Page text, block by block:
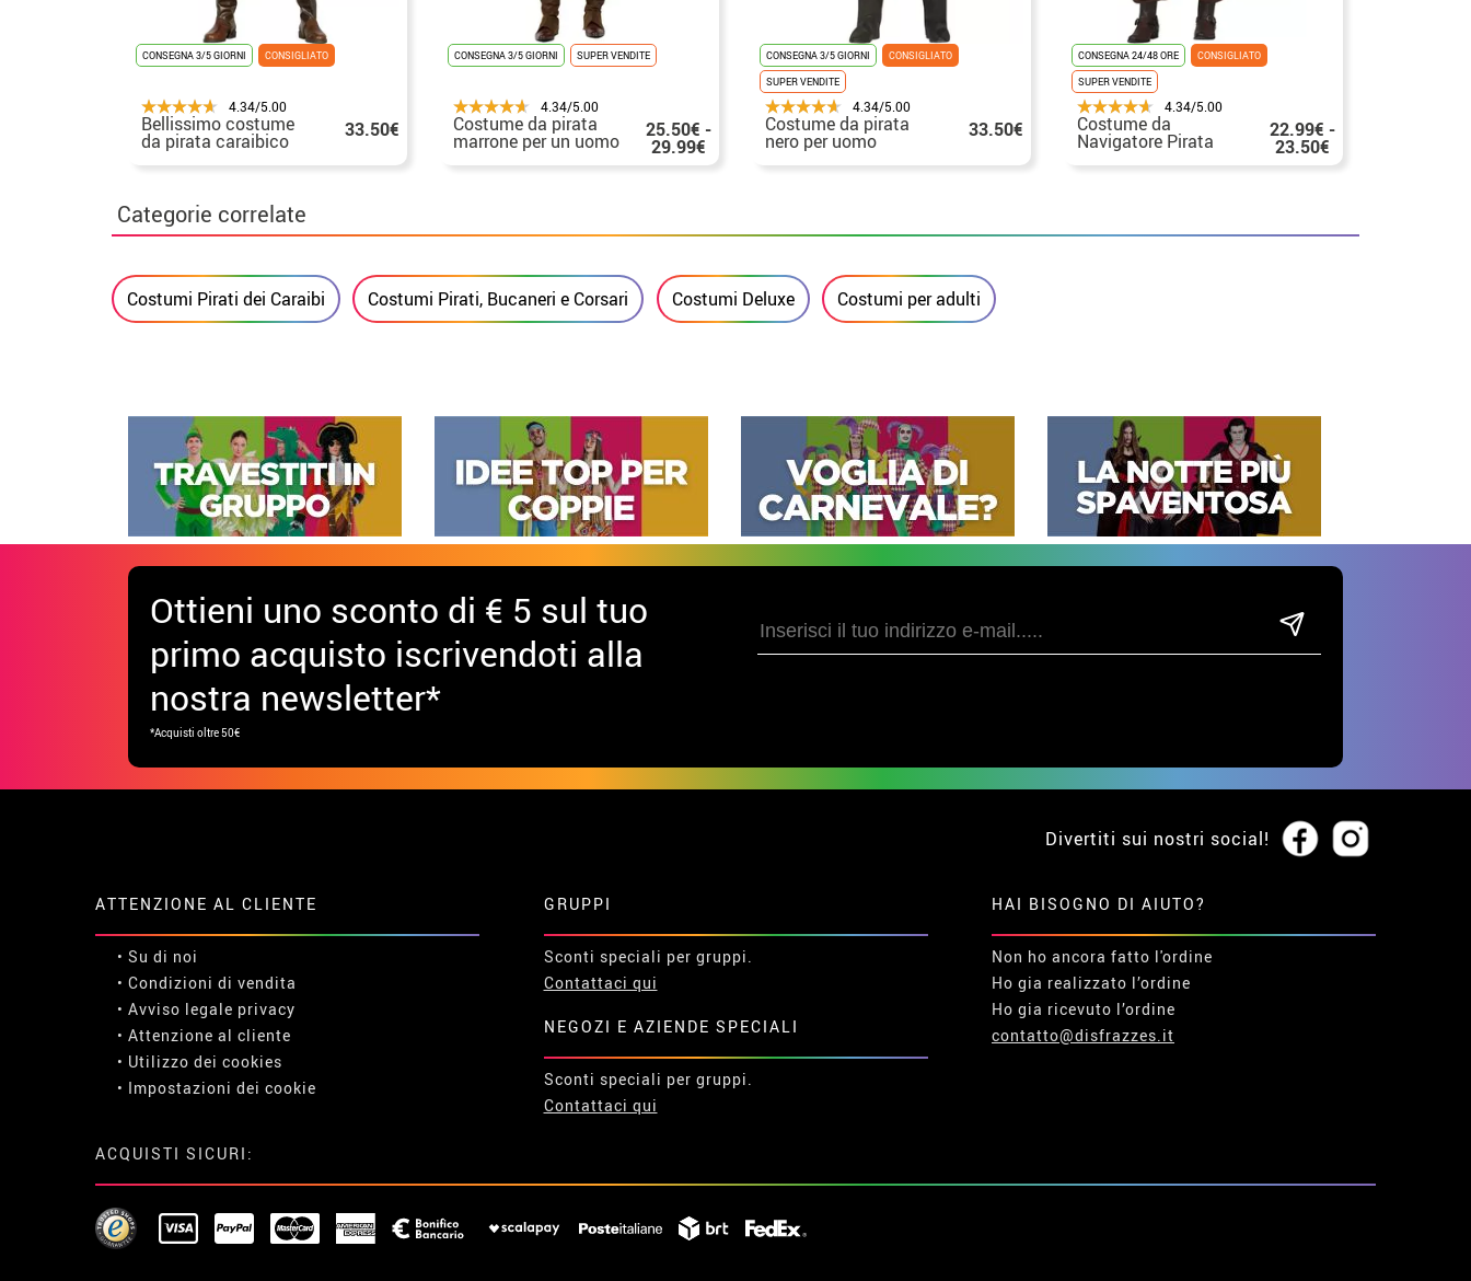
CONSEGNA 3/5 GIORNI CONSIGLIATO
4.34/5.00
Bellissimo costume
da pirata caraibico
per uomo
33.50€
CONSEGNA 3/5 GIORNI SUPER VENDITE
4.34/5.00
Costume da pirata
marrone per un uomo 25.50€ -
29.99€
CONSEGNA 3/5 GIORNI
CONSIGLIATO
SUPER VENDITE
4.34/5.00
Costume da pirata
nero per uomo 33.50€
CONSEGNA 24/48 ORE
CONSIGLIATO
SUPER VENDITE
4.34/5.00
Costume da
Navigatore Pirata
Ribelle per uomo
22.99€ -
23.50€
Categorie correlate
Costumi Pirati dei Caraibi Costumi Pirati, Bucaneri e Corsari Costumi Deluxe Costumi per adulti
Ottieni uno sconto di € 5 sul tuo
primo acquisto iscrivendoti alla
nostra newsletter*
*Acquisti oltre 50€
Divertiti sui nostri social!
ATTENZIONE AL CLIENTE
• Su di noi
• Condizioni di vendita
• Avviso legale privacy
• Attenzione al cliente
• Utilizzo dei cookies
• Impostazioni dei cookie
GRUPPI
Sconti speciali per gruppi.
Contattaci qui
NEGOZI E AZIENDE SPECIALI
Sconti speciali per gruppi.
Contattaci qui
HAI BISOGNO DI AIUTO?
Non ho ancora fatto l'ordine
Ho gia realizzato l’ordine
Ho gia ricevuto l’ordine
contatto@disfrazzes.it
ACQUISTI SICURI: